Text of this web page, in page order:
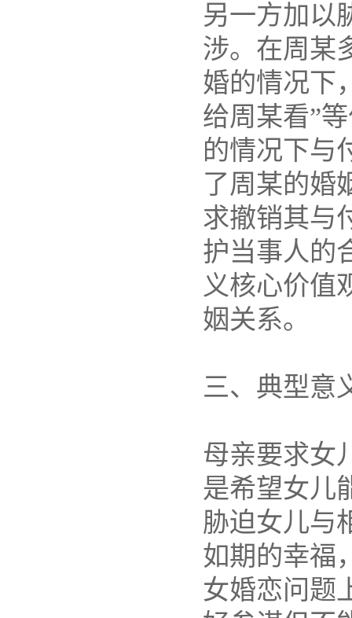
另一方加以
涉。在周某
婚的情况下
给周某看”
的情况下与
了周某的婚
求撤销其与
护当事人的
义核心价值
姻关系。
三、典型意
母亲要求女
是希望女儿
胁迫女儿与
如期的幸福
女婚恋问题